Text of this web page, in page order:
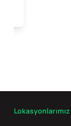
Lokasyonlarımız